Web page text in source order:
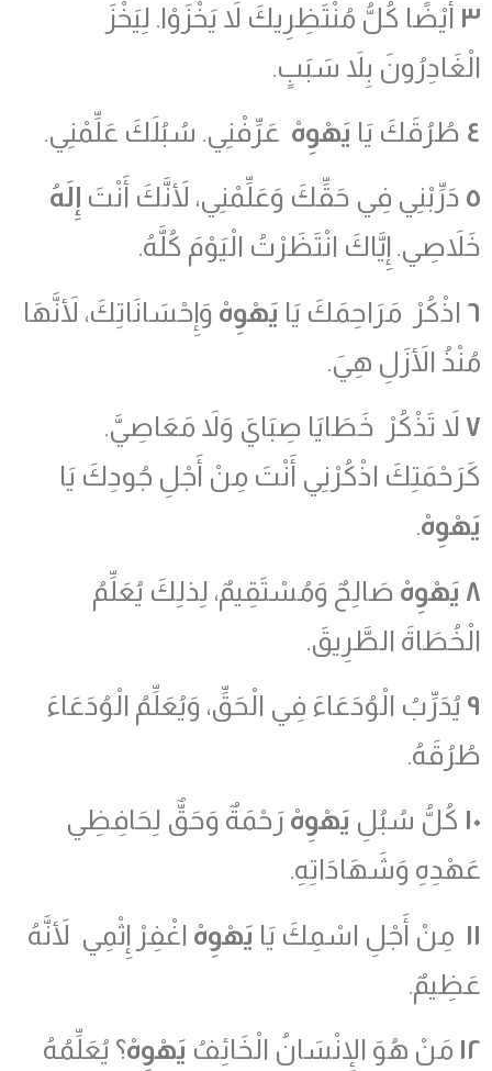
٣ أَيْضًا كُلُّ مُنْتَظِرِيكَ لاَ يَخْزَوْا. لِيَخْزَ
الْغَادِرُونَ بِلاَ سَبَبٍ.
٤ طُرُقَكَ يَا يَهْوِهْ عَرِّفْنِي. سُبُلَكَ عَلِّمْنِي.
٥ دَرِّبْنِي فِي حَقِّكَ وَعَلِّمْنِي، لأَنَّكَ أَنْتَ إِلَهُ
خَلاَصِي. إِيَّاكَ انْتَظَرْتُ الْيَوْمَ كُلَّهُ.
٦ اذْكُرْ مَرَاحِمَكَ يَا يَهْوِهْ وَإِحْسَانَاتِكَ، لأَنَّهَا
مُنْذُ الأَزَلِ هِيَ.
٧ لاَ تَذْكُرْ خَطَايَا صِبَايَ وَلاَ مَعَاصِيَّ.
كَرَحْمَتِكَ اذْكُرْنِي أَنْتَ مِنْ أَجْلِ جُودِكَ يَا
يَهْوِهْ.
٨ يَهْوِهْ صَالِحٌ وَمُسْتَقِيمٌ، لِذلِكَ يُعَلِّمُ
الْخُطَاةَ الطَّرِيقَ.
٩ يُدَرِّبُ الْوُدَعَاءَ فِي الْحَقِّ، وَيُعَلِّمُ الْوُدَعَاءَ
طُرُقَهُ.
١٠ كُلُّ سُبُلِ يَهْوِهْ رَحْمَةٌ وَحَقٌّ لِحَافِظِي
عَهْدِهِ وَشَهَادَاتِهِ.
١١ مِنْ أَجْلِ اسْمِكَ يَا يَهْوِهْ اغْفِرْ إِثْمِي لأَنَّهُ
عَظِيمٌ.
١٢ مَنْ هُوَ الإِنْسَانُ الْخَائِفُ يَهْوِهْ؟ يُعَلِّمُهُ